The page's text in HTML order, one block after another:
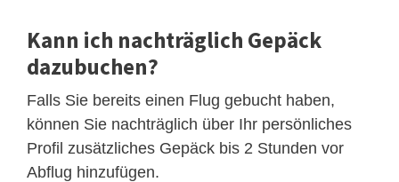
Kann ich nachträglich Gepäck
dazubuchen?
Falls Sie bereits einen Flug gebucht haben,
können Sie nachträglich über ​Ihr persönliches
Profil zusätzliches Gepäck bis 2 Stunden vor
Abflug hinzufügen.